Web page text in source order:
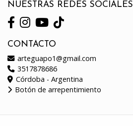
NUESTRAS REDES SOCIALES
CONTACTO
arteguapo1@gmail.com
3517878686
Córdoba - Argentina
Botón de arrepentimiento